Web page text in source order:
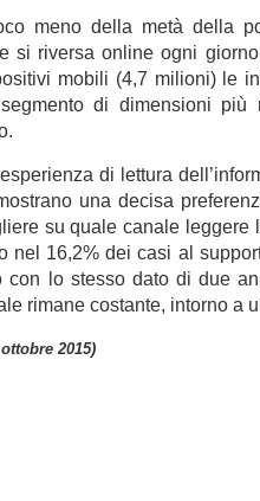
meno della metà della
si riversa online ogni
mobili (4,7 milioni) le
di dimensioni
di lettura
una decisa
su quale canale
nel 16,2% dei casi al
con lo stesso dato di due
rimane costante, intorno a
2015)